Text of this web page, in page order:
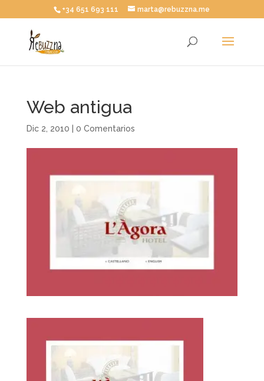
+34 651 693 111 marta@rebuzzna.me
Web antigua
Dic 2, 2010 0 Comentarios